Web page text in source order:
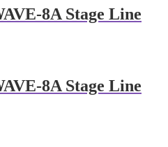
8A Stage Line
8A Stage Line